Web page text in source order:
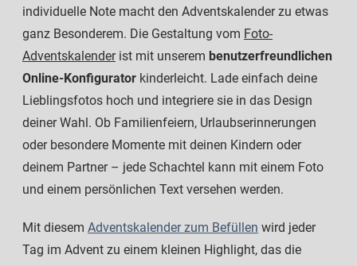
individuelle Note macht den Adventskalender zu etwas
ganz Besonderem. Die Gestaltung vom Foto-
Adventskalenderist mit unserem benutzerfreundlichen
Online-Konfigurator kinderleicht. Lade einfach deine
Lieblingsfotos hoch und integriere sie in das Design
deiner Wahl. Ob Familienfeiern, Urlaubserinnerungen
oder besondere Momente mit deinen Kindern oder
deinem Partner – jede Schachtel kann mit einem Foto
und einem persönlichen Text versehen werden.
Mit diesem Adventskalender zum Befüllen wird jeder
Tag im Advent zu einem kleinen Highlight, das die